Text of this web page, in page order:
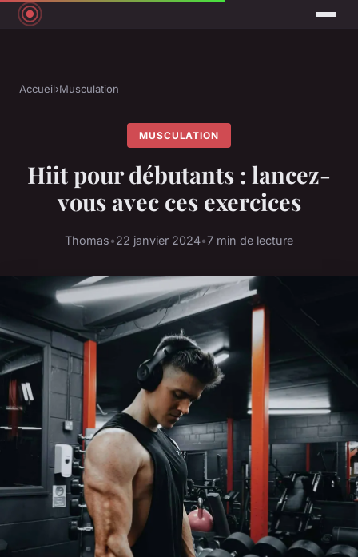
Accueil›Musculation
MUSCULATION
Hiit pour débutants : lancez-
vous avec ces exercices
Thomas•22 janvier 2024•7 min de lecture